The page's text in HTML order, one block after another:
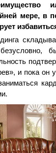
мере, в
и пока он